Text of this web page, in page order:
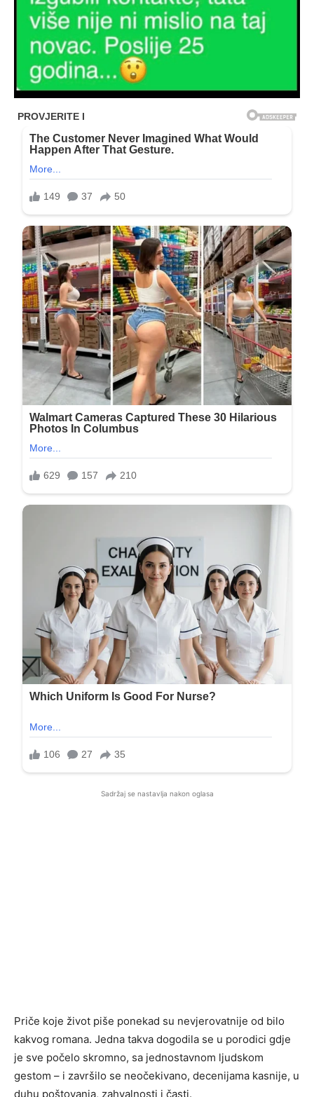
Sadržaj se nastavlja nakon oglasa
Priče koje život piše ponekad su nevjerovatnije od bilo
kakvog romana. Jedna takva dogodila se u porodici gdje
je sve počelo skromno, sa jednostavnom ljudskom
gestom – i završilo se neočekivano, decenijama kasnije, u
duhu poštovanja, zahvalnosti i časti.